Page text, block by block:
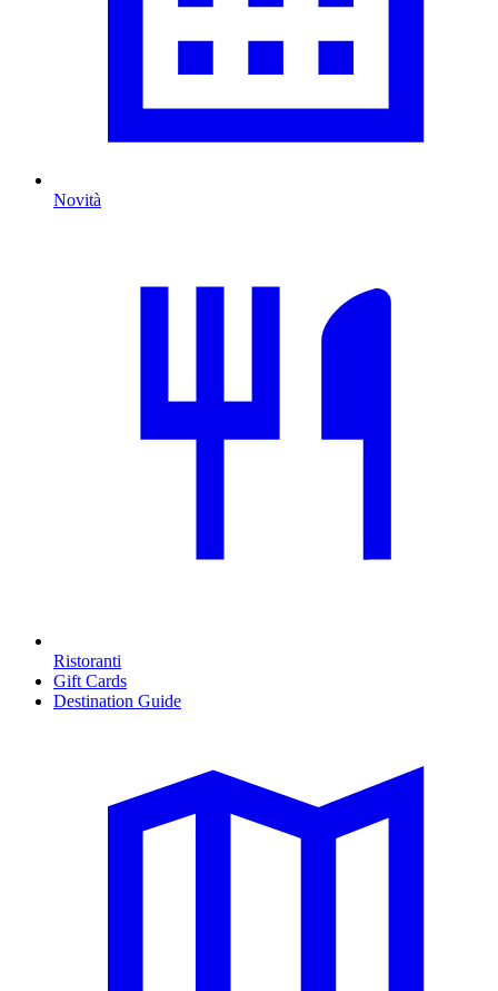
Novità
Ristoranti
Gift Cards
Destination Guide